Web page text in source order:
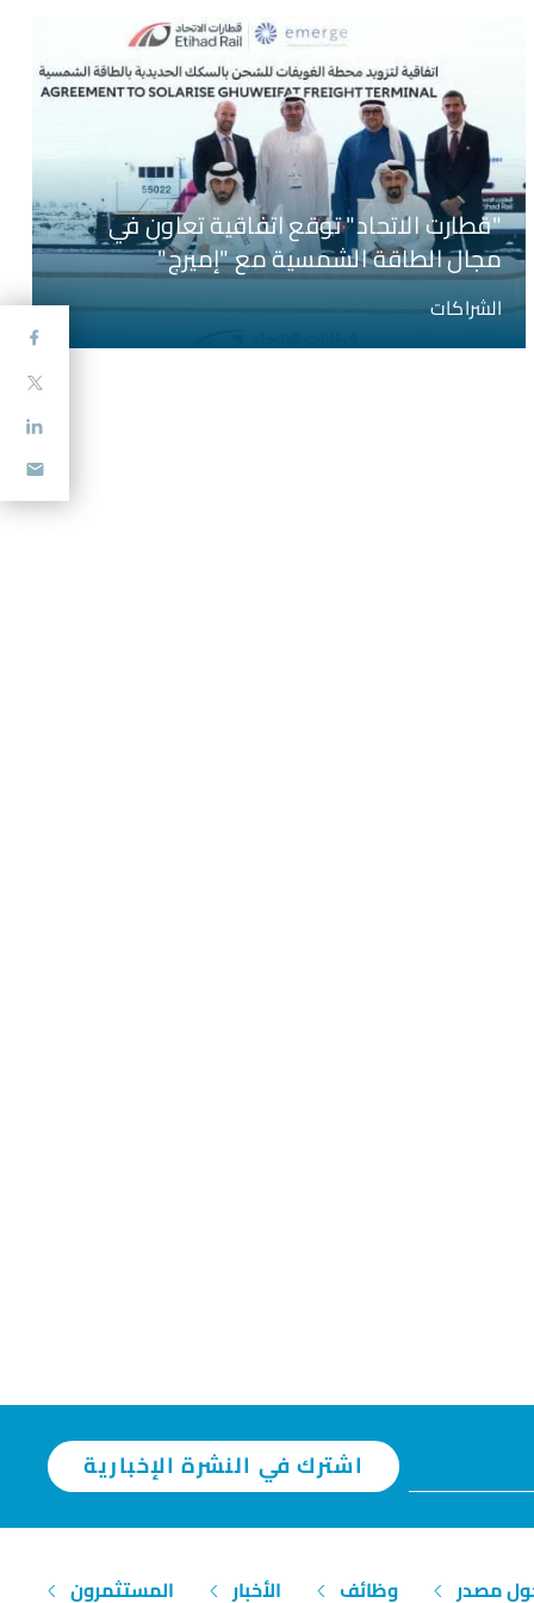
"قطارت الاتحاد" توقع اتفاقية تعاون في
مجال الطاقة الشمسية مع "إميرج"
الشراكات
اشترك في النشرة الإخبارية
مصدر وظائف الأخبار المستثمرون